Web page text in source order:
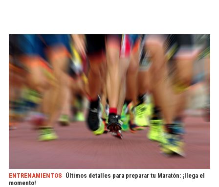
ENTRENAMIENTOS Últimos detalles para preparar tu Maratón: ¡llega el
momento!